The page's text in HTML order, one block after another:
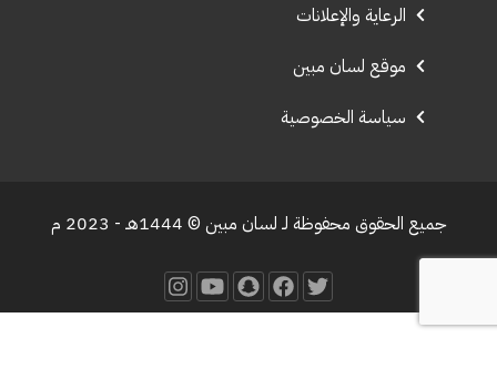
الرعاية والإعلانات
موقع لسان مبين
سياسة الخصوصية
جميع الحقوق محفوظة لـ لسان مبين © 1444هـ - 2023 م